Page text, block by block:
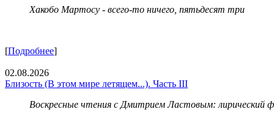
Хакобо Мартосу - всего-то ничего, пятьдесят три
[Подробнее]
02.08.2026
Близость (В этом мире летящем...). Часть III
Воскресные чтения с Дмитрием Ластовым: лирический